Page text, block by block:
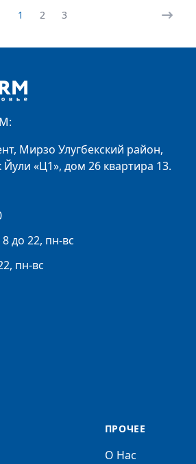
1 2 3
Мирзо Улугбекский район,
«Ц1», дом 26 квартира 13.
до 22, пн-вс
пн-вс
ПРОЧЕЕ
О Нас